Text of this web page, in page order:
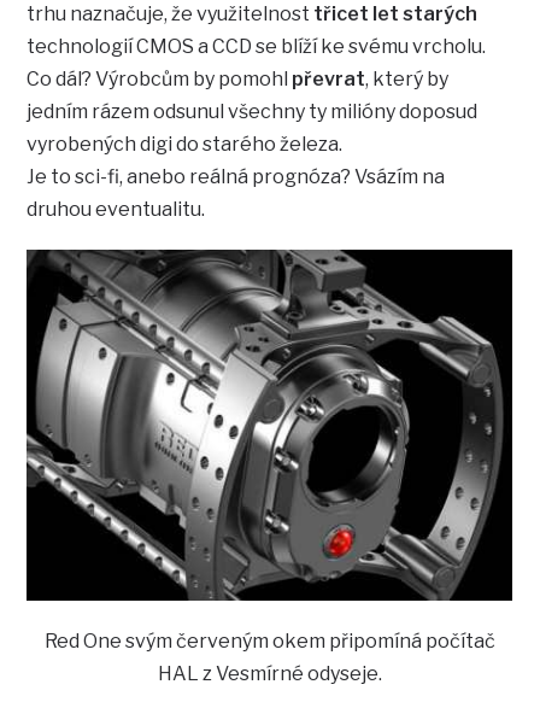
trhu naznačuje, že využitelnost třicet let starých
technologií CMOS a CCD se blíží ke svému vrcholu.
Co dál? Výrobcům by pomohl převrat, který by
jedním rázem odsunul všechny ty milióny doposud
vyrobených digi do starého železa.
Je to sci-fi, anebo reálná prognóza? Vsázím na
druhou eventualitu.
Red One svým červeným okem připomíná počítač
HAL z Vesmírné odyseje.